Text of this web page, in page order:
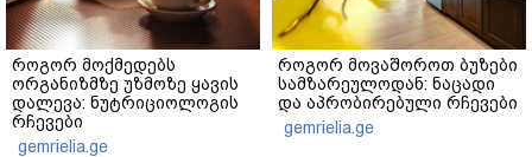
როგორ მოქმედებს
ორგანიზმზე უზმოზე ყავის
დალევა: ნუტრიციოლოგის
რჩევები
gemrielia.ge
როგორ მოვაშოროთ ბუზები
სამზარეულოდან: ნაცადი
და აპრობირებული რჩევები
gemrielia.ge